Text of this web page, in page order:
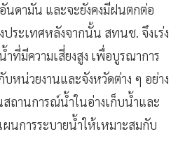
นดามัน และจะยังคงมีฝนตกต่อ
ระเทศหลังจากนั้น สทนช. จึงเร่ง
ที่มีความเสี่ยงสูง เพื่อบูรณาการ
บหน่วยงานและจังหวัดต่าง ๆ อย่าง
สถานการณ์น้ำในอ่างเก็บน้ำและ
นการระบายน้ำให้เหมาะสมกับ